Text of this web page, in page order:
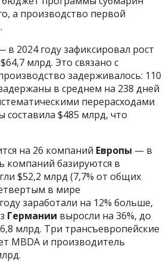
а производство первой
2024 году зафиксировал рост
млрд. Это связано с
задерживалось: 110
в среднем на 238 дней
перерасходами
$485 млрд, что
на 26 компаний Европы — в
компаний базируются в
$52,2 млрд (7,7% от общих
в мире
заработали на 12% больше,
Германии выросли на 36%, до
млрд. Три трансъевропейские
MBDA и производитель